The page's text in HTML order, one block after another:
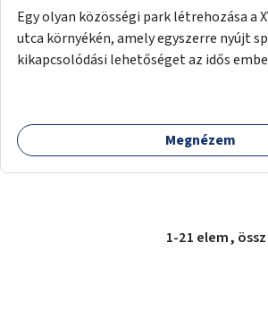
Egy olyan közösségi park létrehozása a
utca környékén, amely egyszerre nyújt
kikapcsolódási lehetőséget az idős
Megnézem
1-21 elem,